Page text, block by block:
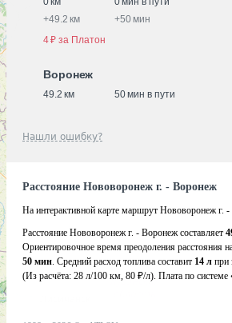
+49.2 км +50 мин
4 ₽ за Платон
Воронеж
49.2 км 50 мин в пути
Нашли ошибку?
Расстояние Нововоронеж г. - Воронеж
На интерактивной карте маршрут Нововоронеж г.
Расстояние Нововоронеж г. - Воронеж составляет
Ориентировочное время преодоления расстояния
50 мин. Средний расход топлива составит 14 л при
(Из расчёта: 28 л/100 км, 80 ₽/л). Плата по системе